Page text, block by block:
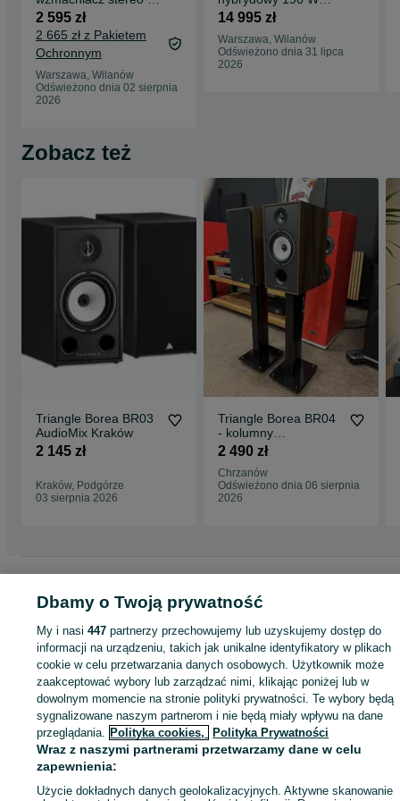
streamerem
2 595 zł
2 665 zł z Pakietem
Ochronnym
Warszawa, Wilanów
Odświeżono dnia 02 sierpnia
2026
Advance Paris A12
14 995 zł
Warszawa, Wilanów
Odświeżono dnia 31 lipca
2026
Zobacz też
Triangle Borea BR03
AudioMix Kraków
2 145 zł
Kraków, Podgórze
03 sierpnia 2026
Triangle Borea BR04
- kolumny
podstawkowe | Raty
2 490 zł
Chrzanów
Odświeżono dnia 06 sierpnia
2026
Kolumny - Mazowieckie
Kolumny - Warszawa Kolumny - Wilanów
KATEGORIA
1030589199 Wyświetlenia:
Kup
Dbamy o Twoją prywatność
My i nasi447 partnerzy przechowujemy lub uzyskujemy dostęp do
informacji na urządzeniu, takich jak unikalne identyfikatory w plikach
cookie w celu przetwarzania danych osobowych. Użytkownik może
zaakceptować wybory lub zarządzać nimi, klikając poniżej lub w
dowolnym momencie na stronie polityki prywatności. Te wybory będą
sygnalizowane naszym partnerom i nie będą miały wpływu na dane
przeglądania. Polityka cookies, Polityka Prywatności
Wraz z naszymi partnerami przetwarzamy dane w celu
zapewnienia:
Użycie dokładnych danych geolokalizacyjnych. Aktywne skanowanie